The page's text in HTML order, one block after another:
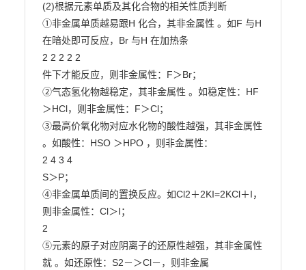
(2)根据元素单质及其化合物的相关性质判断
①非金属单质越易跟H 化合，其非金属性 。如F 与H
在暗处即可反应，Br 与H 在加热条
2 2 2 2 2
件下才能反应，则非金属性：F＞Br；
②气态氢化物越稳定，其非金属性 。如稳定性：HF
＞HCl，则非金属性：F＞Cl；
③最高价氧化物对应水化物的酸性越强，其非金属性
。如酸性：HSO ＞HPO ，则非金属性：
2 4 3 4
S＞P；
④非金属单质间的置换反应。如Cl2＋2KI=2KCl＋I，
则非金属性：Cl＞I；
2
⑤元素的原子对应阴离子的还原性越强，其非金属性
就 。如还原性：S2－＞Cl－，则非金属